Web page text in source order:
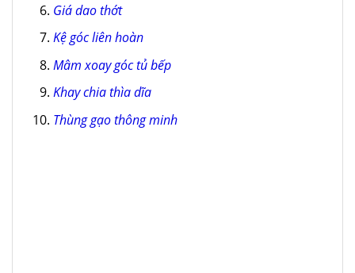
Giá dao thớt
Kệ góc liên hoàn
Mâm xoay góc tủ bếp
Khay chia thìa dĩa
Thùng gạo thông minh